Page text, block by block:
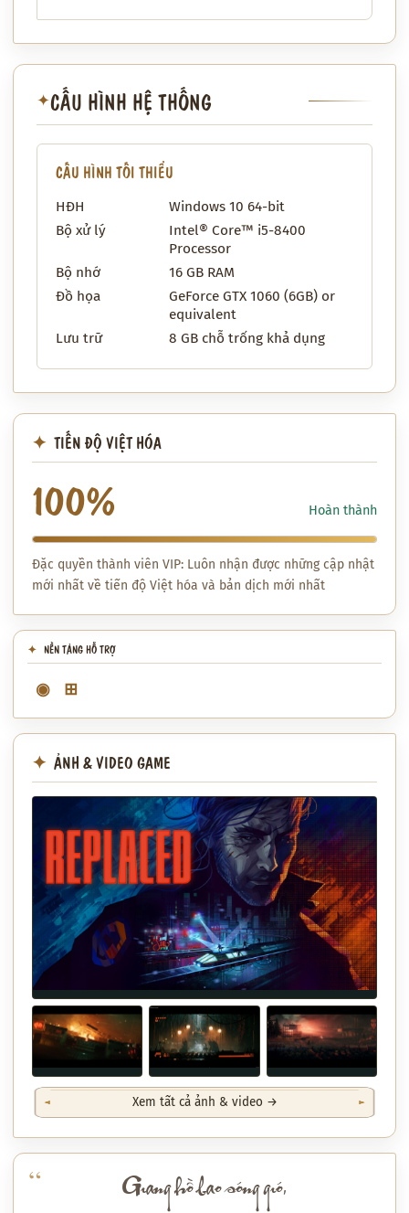
✦CẤU HÌNH HỆ THỐNG
CẤU HÌNH TỐI THIỂU
HĐH
Windows 10 64-bit
Bộ xử lý
Intel® Core™ i5-8400
Processor
Bộ nhớ
16 GB RAM
Đồ họa
GeForce GTX 1060 (6GB) or
equivalent
Lưu trữ
8 GB chỗ trống khả dụng
TIẾN ĐỘ VIỆT HÓA
100% Hoàn thành
Đặc quyền thành viên VIP: Luôn nhận được những cập nhật
mới nhất về tiến độ Việt hóa và bản dịch mới nhất
NỀN TẢNG HỖ TRỢ
◉ ⊞
ẢNH & VIDEO GAME
Xem tất cả ảnh & video →
Giang hồ bao sóng gió,